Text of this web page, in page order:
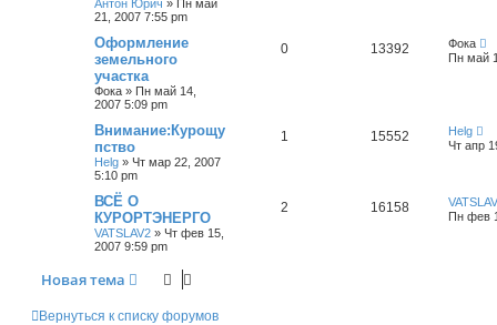
Антон Юрич » Пн май
21, 2007 7:55 pm
Оформление
земельного
участка
Фока » Пн май 14,
2007 5:09 pm
0 13392
Фока
Пн май
Внимание:Курощу
пство
Helg » Чт мар 22, 2007
5:10 pm
1 15552
Helg
Чт апр
ВСЁ О
КУРОРТЭНЕРГО
VATSLAV2 » Чт фев 15,
2007 9:59 pm
2 16158
Пн фев
Новая тема
Вернуться к списку форумов